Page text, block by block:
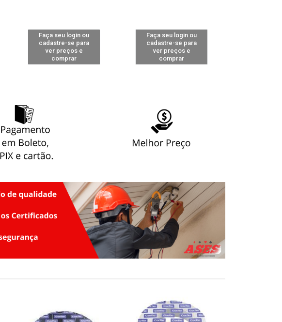
Faça seu login ou
cadastre-se para
ver preços e
comprar
Faça seu login ou
cadastre-se para
ver preços e
comprar